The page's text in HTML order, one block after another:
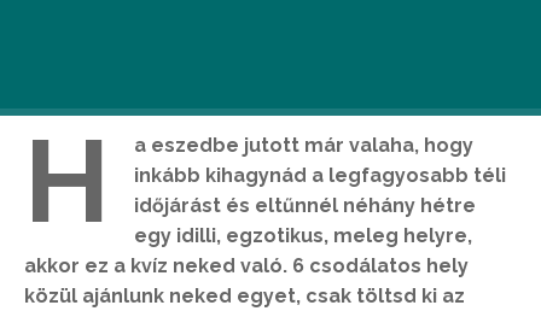
H
a eszedbe jutott már valaha, hogy
inkább kihagynád a legfagyosabb téli
időjárást és eltűnnél néhány hétre
egy idilli, egzotikus, meleg helyre,
akkor ez a kvíz neked való. 6 csodálatos hely
közül ajánlunk neked egyet, csak töltsd ki az